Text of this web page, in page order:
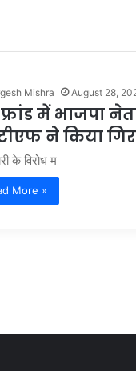
Mishra August 28,
में भाजपा
ने किया
के विरोध म
More »